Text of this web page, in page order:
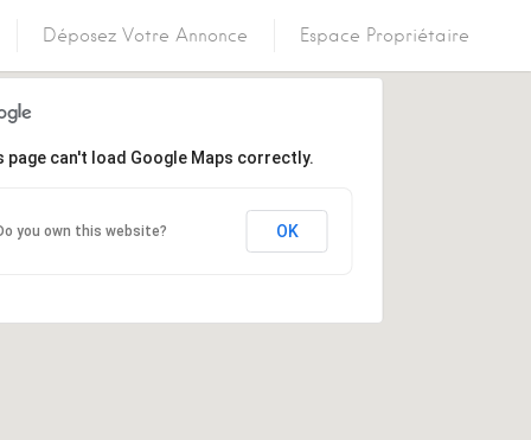
Déposez Votre Annonce Espace Propriétaire
page can't load Google Maps correctly.
you own this website? OK